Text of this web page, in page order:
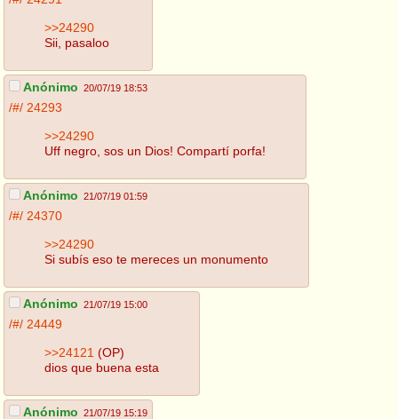
>>24290
Sii, pasaloo
Anónimo 20/07/19 18:53
/#/ 24293
>>24290
Uff negro, sos un Dios! Compartí porfa!
Anónimo 21/07/19 01:59
/#/ 24370
>>24290
Si subís eso te mereces un monumento
Anónimo 21/07/19 15:00
/#/ 24449
>>24121 (OP)
dios que buena esta
Anónimo 21/07/19 15:19